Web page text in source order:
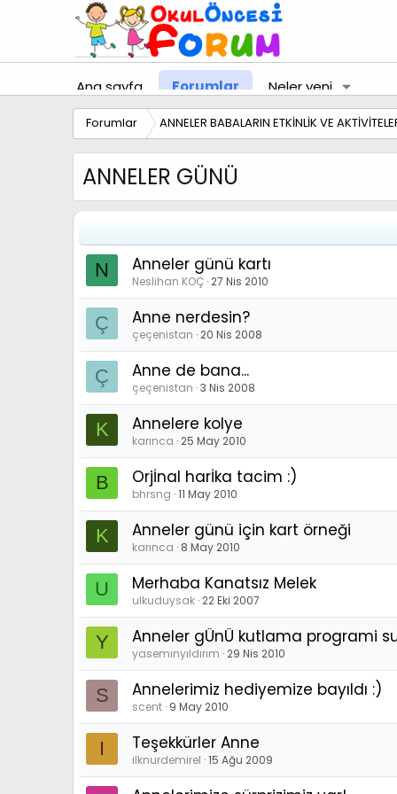
Ana sayfa Forumlar Neler yeni
Forumlar ANNELER BABALARIN ETKİNLİK VE
ANNELER GÜNÜ
N Anneler günü kartı
Neslihan KOÇ 27 Nis 2010
Ç Anne nerdesin?
çeçenistan 20 Nis 2008
Ç Anne de bana...
çeçenistan 3 Nis 2008
K Annelere kolye
karınca 25 May 2010
B Orjİnal harİka tacim :)
bhrsng 11 May 2010
K Anneler günü için kart örneği
karınca 8 May 2010
U Merhaba Kanatsız Melek
ulkuduysak 22 Eki 2007
Y Anneler gÜnÜ kutlama programi
yasemınyıldırım 29 Nis 2010
S Annelerimiz hediyemize bayıldı :)
scent 9 May 2010
I Teşekkürler Anne
ilknurdemirel 15 Ağu 2009